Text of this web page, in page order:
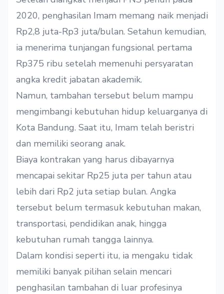
2020, penghasilan Imam memang naik menjadi
Rp2,8 juta-Rp3 juta/bulan. Setahun kemudian,
ia menerima tunjangan fungsional pertama
Rp375 ribu setelah memenuhi persyaratan
angka kredit jabatan akademik.
Namun, tambahan tersebut belum mampu
mengimbangi kebutuhan hidup keluarganya di
Kota Bandung. Saat itu, Imam telah beristri
dan memiliki seorang anak.
Biaya kontrakan yang harus dibayarnya
mencapai sekitar Rp25 juta per tahun atau
lebih dari Rp2 juta setiap bulan. Angka
tersebut belum termasuk kebutuhan makan,
transportasi, pendidikan anak, hingga
kebutuhan rumah tangga lainnya.
Dalam kondisi seperti itu, ia mengaku tidak
memiliki banyak pilihan selain mencari
penghasilan tambahan di luar profesinya